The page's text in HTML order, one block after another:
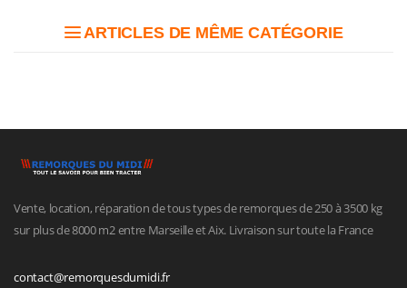
ARTICLES DE MÊME CATÉGORIE
Vente, location, réparation de tous types de remorques de 250 à 3500 kg
sur plus de 8000 m2 entre Marseille et Aix. Livraison sur toute la France
contact@remorquesdumidi.fr